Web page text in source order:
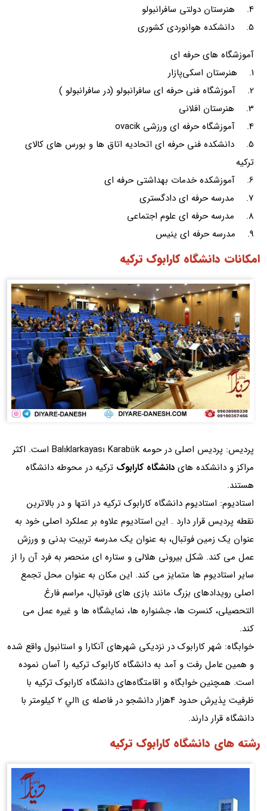
4. هنرستان دولتی سافرانبولو
5. دانشکده هوانوردی کشوری
آموزشگاه های حرفه ای
1. هنرستان اسکی‌پازار
2. آموزشگاه فنی حرفه ای سافرانبولو (در سافرانبولو )
3. هنرستان افلانی
4. آموزشگاه حرفه ای ورزشی ovacik
5. دانشکده فنی حرفه ای اتحادیه اتاق ها و بورس های کالای
ترکیه
6. آموزشکده خدمات بهداشتی حرفه ای
7. مدرسه حرفه ای دادگستری
8. مدرسه حرفه ای علوم اجتماعی
9. مدرسه حرفه ای ینیس
امکانات دانشگاه کارابوک ترکیه
پردیس: پردیس اصلی در حومه Balıklarkayası Karabük است. اکثر
مراکز و دانشکده های دانشگاه کارابوک ترکیه در محوطه دانشگاه
هستند.
استادیوم: استادیوم دانشگاه کارابوک ترکیه در انتها و در بالاترین
نقطه پردیس قرار دارد . این استادیوم علاوه بر عملکرد اصلی خود به
عنوان یک زمین فوتبال، به عنوان یک مدرسه تربیت بدنی و ورزش
عمل می کند. شکل بیرونی هلالی و ستاره ای منحصر به فرد آن را از
سایر استادیوم ها متمایز می کند. این مکان به عنوان محل تجمع
اصلی رویدادهای بزرگ مانند بازی های فوتبال، مراسم فارغ
التحصیلی، کنسرت ها، جشنواره ها، نمایشگاه ها و غیره عمل می
کند.
خوابگاه: شهر کارابوک در نزدیکی شهرهای آنکارا و استانبول واقع شده
و همین عامل رفت و آمد به دانشگاه کارابوک ترکیه را آسان نموده
است. همچنین خوابگاه و اقامتگاه‌های دانشگاه کارابوک ترکیه با
ظرفیت پذیرش حدود ۴هزار دانشجو در فاصله ی ۱الي ۲ كيلومتر با
دانشگاه قرار دارند.
رشته های دانشگاه کارابوک ترکیه